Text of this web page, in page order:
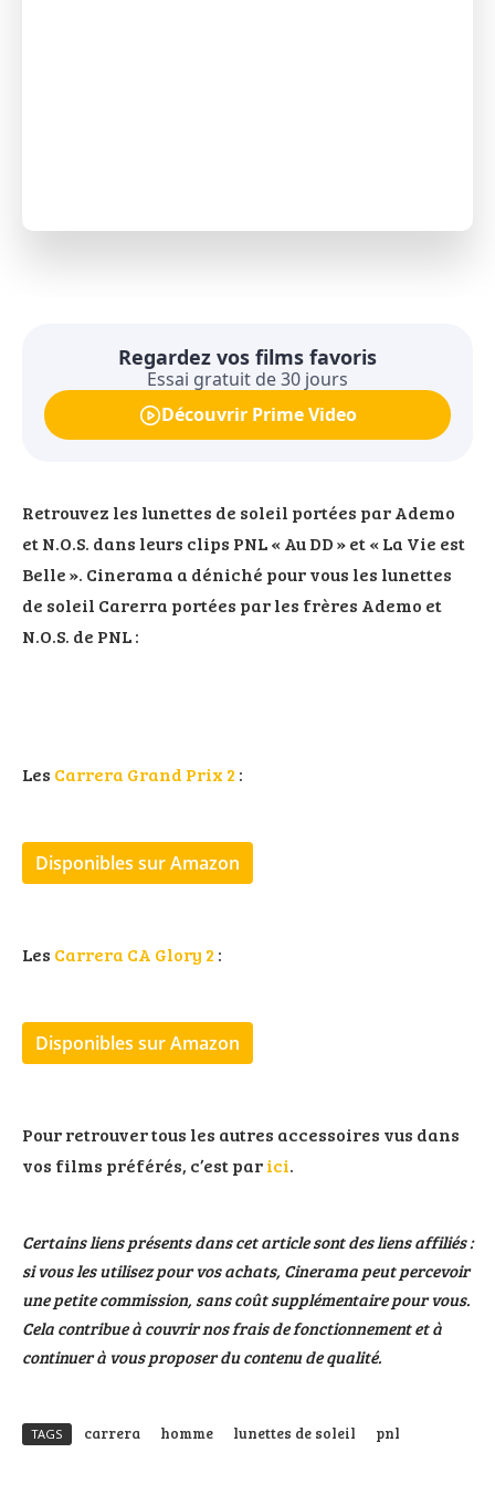
Regardez vos films favoris
Essai gratuit de 30 jours
Découvrir Prime Video
Retrouvez les lunettes de soleil portées par Ademo
et N.O.S. dans leurs clips PNL « Au DD » et « La Vie est
Belle ». Cinerama a déniché pour vous les lunettes
de soleil Carerra portées par les frères Ademo et
N.O.S. de PNL :
Les Carrera Grand Prix 2 :
Disponibles sur Amazon
Les Carrera CA Glory 2 :
Disponibles sur Amazon
Pour retrouver tous les autres accessoires vus dans
vos films préférés, c’est parici.
Certains liens présents dans cet article sont des liens affiliés :
si vous les utilisez pour vos achats, Cinerama peut percevoir
une petite commission, sans coût supplémentaire pour vous.
Cela contribue à couvrir nos frais de fonctionnement et à
continuer à vous proposer du contenu de qualité.
TAGS carrera homme lunettes de soleil pnl